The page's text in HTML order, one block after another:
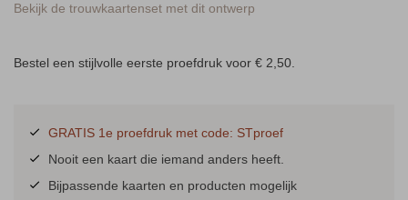
Bekijk de trouwkaartenset met dit ontwerp
Bestel een stijlvolle eerste proefdruk voor € 2,50.
GRATIS 1e proefdruk met code: STproef
Nooit een kaart die iemand anders heeft.
Bijpassende kaarten en producten mogelijk